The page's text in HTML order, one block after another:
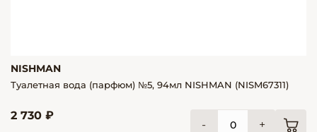
NISHMAN
Туалетная вода (парфюм) №5, 94мл NISHMAN (NISM67311)
2 730 ₽
- +